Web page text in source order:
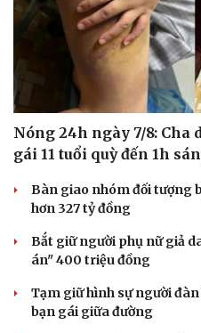
Văn hóa
Sân khấu - Điện ảnh
Di sản
Nóng 24h ngày 7/8: Cha
gái 11 tuổi quỳ đến 1h
Bàn giao nhóm đối tượng
hơn 327 tỷ đồng
Bắt giữ người phụ nữ giả
án" 400 triệu đồng
Tạm giữ hình sự người
bạn gái giữa đường